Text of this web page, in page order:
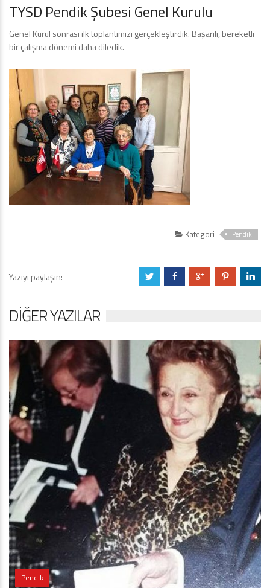
TYSD Pendik Şubesi Genel Kurulu
Genel Kurul sonrası ilk toplantımızı gerçekleştirdik. Başarılı, bereketli
bir çalışma dönemi daha diledik.
Kategori Pendik
Yazıyı paylaşın: a b c d j
DIĞER YAZILAR
Pendik